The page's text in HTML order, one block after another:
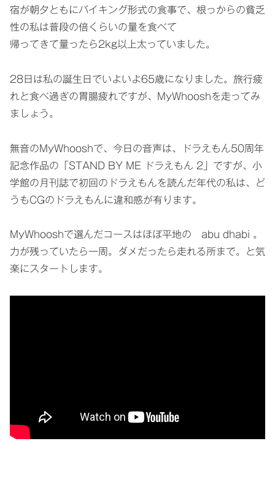
宿が朝夕ともにバイキング形式の食事で、根っからの貧乏
性の私は普段の倍くらいの量を食べて
帰ってきて量ったら2kg以上太っていました。
28日は私の誕生日でいよいよ65歳になりました。旅行疲
れと食べ過ぎの胃腸疲れですが、MyWhooshを走ってみ
ましょう。
無音のMyWhooshで、今日の音声は、ドラえもん50周年
記念作品の「STAND BY ME ドラえもん 2」ですが、小
学館の月刊誌で初回のドラえもんを読んだ年代の私は、ど
うもCGのドラえもんに違和感が有ります。
MyWhooshで選んだコースはほぼ平地の abu dhabi 。
力が残っていたら一周。ダメだったら走れる所まで。と気
楽にスタートします。